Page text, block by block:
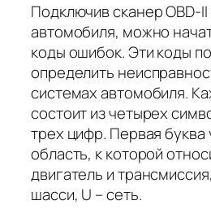
Подключив сканер OBD-
автомобиля, можно
коды ошибок. Эти коды
определить
системах автомобиля.
состоит из четырех
трех цифр. Первая буква
область, к которой
двигатель и
шасси, U – сеть.